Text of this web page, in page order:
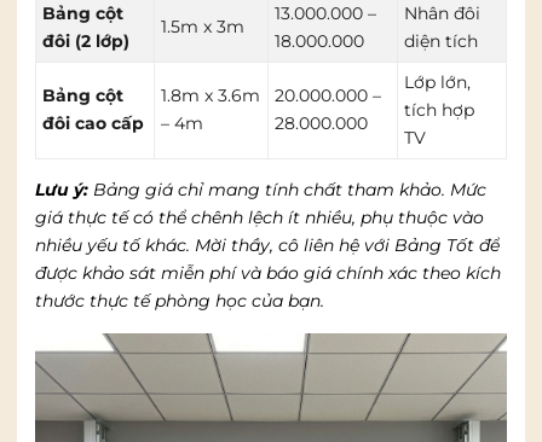
Bảng cột
đôi (2 lớp)
1.5m x 3m
13.000.000 –
18.000.000
Nhân đôi
diện tích
Bảng cột
đôi cao cấp
1.8m x 3.6m
– 4m
20.000.000 –
28.000.000
Lớp lớn,
tích hợp
TV
Lưu ý: Bảng giá chỉ mang tính chất tham khảo. Mức
giá thực tế có thể chênh lệch ít nhiều, phụ thuộc vào
nhiều yếu tố khác. Mời thầy, cô liên hệ với Bảng Tốt để
được khảo sát miễn phí và báo giá chính xác theo kích
thước thực tế phòng học của bạn.